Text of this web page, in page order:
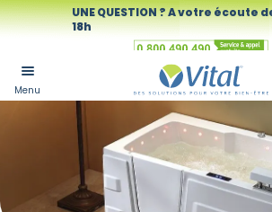
UNE QUESTION ? A votre écoute
18h
Numéro vert
Menu